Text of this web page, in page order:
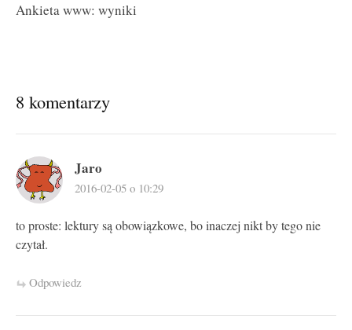
Ankieta www: wyniki
8 komentarzy
Jaro
2016-02-05 o 10:29
to proste: lektury są obowiązkowe, bo inaczej nikt by tego nie
czytał.
Odpowiedz